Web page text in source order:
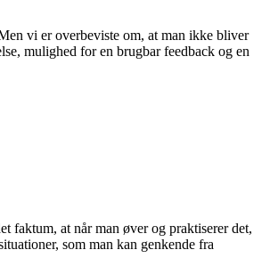
vi er overbeviste om, at man ikke bliver
mulighed for en brugbar feedback og en
faktum, at når man øver og praktiserer det,
som man kan genkende fra